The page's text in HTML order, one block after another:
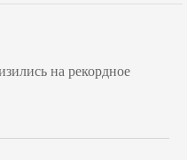
на рекордное